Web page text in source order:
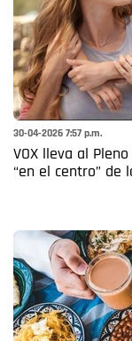
30-04-2026 7:57 p.m.
VOX lleva al
“en el centro” de